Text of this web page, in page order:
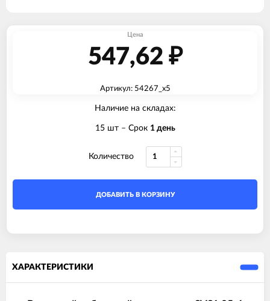
Цена
547,62 ₽
Артикул: 54267_x5
Наличие на складах:
15 шт– Срок 1 день
Количество
ДОБАВИТЬ В КОРЗИНУ
ХАРАКТЕРИСТИКИ